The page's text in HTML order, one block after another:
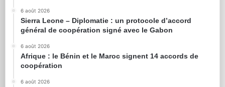
6 août 2026
Sierra Leone – Diplomatie : un protocole d’accord
général de coopération signé avec le Gabon
6 août 2026
Afrique : le Bénin et le Maroc signent 14 accords de
coopération
6 août 2026